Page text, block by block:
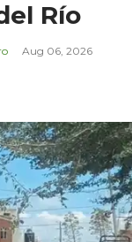
Río
Aug 06, 2026